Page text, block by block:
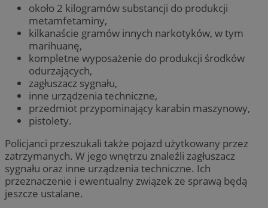
około 2 kilogramów substancji do produkcji
metamfetaminy,
kilkanaście gramów innych narkotyków, w tym
marihuanę,
kompletne wyposażenie do produkcji środków
odurzających,
zagłuszacz sygnału,
inne urządzenia techniczne,
przedmiot przypominający karabin maszynowy,
pistolety.
Policjanci przeszukali także pojazd użytkowany przez
zatrzymanych. W jego wnętrzu znaleźli zagłuszacz
sygnału oraz inne urządzenia techniczne. Ich
przeznaczenie i ewentualny związek ze sprawą będą
jeszcze ustalane.